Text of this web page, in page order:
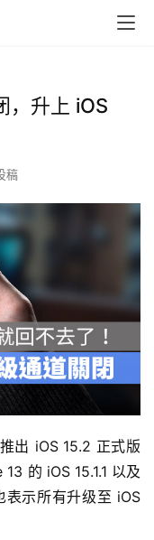
，升上 iOS
稿
出 iOS 15.2 正式版
的 iOS 15.1.1 以及
表示所有升级至 iOS